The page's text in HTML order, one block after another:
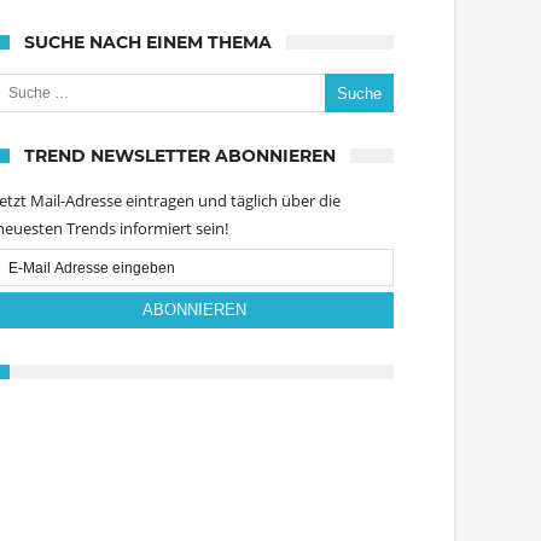
SUCHE NACH EINEM THEMA
nach:
TREND NEWSLETTER ABONNIEREN
Mail-Adresse eintragen und täglich über die
Trends informiert sein!
ABONNIEREN